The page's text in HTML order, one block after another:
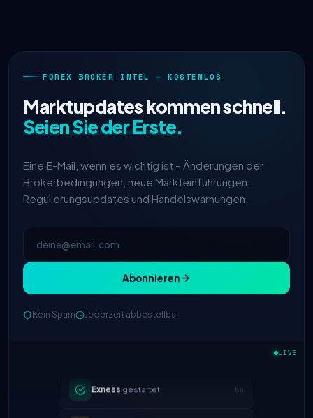
FOREX BROKER INTEL — KOSTENLOS
Marktupdates kommen schnell.
Seien Sie der Erste.
Eine E-Mail, wenn es wichtig ist – Änderungen der
Brokerbedingungen, neue Markteinführungen,
Regulierungsupdates und Handelswarnungen.
Abonnieren
Kein Spam Jederzeit abbestellbar
LIVE
IC Marketsverringerter EUR/USD
XMHebelrichtlinie geändert 1d